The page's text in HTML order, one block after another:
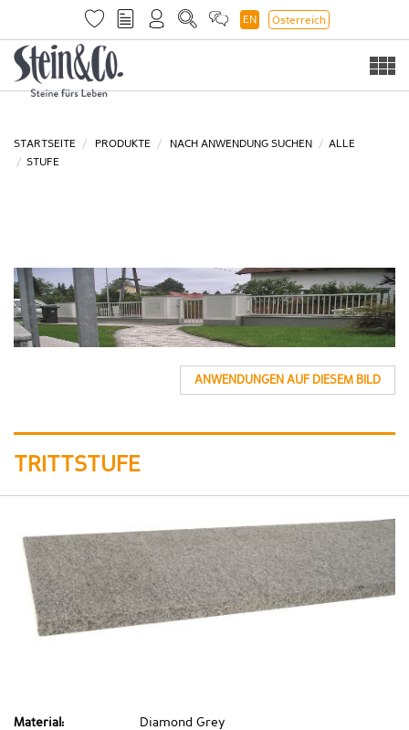
EN Österreich
STARTSEITE PRODUKTE NACH ANWENDUNG SUCHEN
ALLE
STUFE
ANWENDUNGEN AUF DIESEM BILD
TRITTSTUFE
Material: Diamond Grey